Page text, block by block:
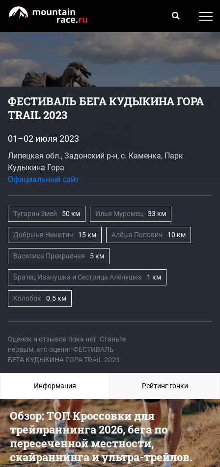
ФЕСТИВАЛЬ БЕГА КУДЫКИНА ГОРА
TRAIL 2023
Оценок и отзывов пока нет. Станьте
первым, кто оценит ФЕСТИВАЛЬ
БЕГА КУДЫКИНА ГОРА TRAIL 2023
01–02 июля 2023
Липецкая обл., Задонский р-н, с. Каменка, Парк
Кудыкина Гора
Официальный сайт
Тугарин Змей 50 км Илья Муромец 33 км
Добрыня Никитич 15 км Алёша Попович 10 км
Василиса Прекрасная 5 км
Братец Иванушка и Сестрица Алёнушка 1 км
Колобок 0.5 км
Обзор: ТОП Кроссовки для
трейлраннинга 2026, бега по
пересеченной местности,
скайраннинга и ультра-трейлов.
Информация Рейтинг гонки